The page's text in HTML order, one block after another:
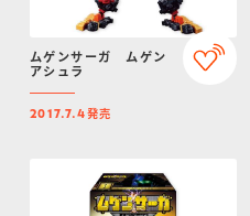
ムゲンサーガ ムゲン
アシュラ
2017.7.4発売